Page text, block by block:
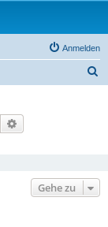
Anmelden
Suche
Gehe zu